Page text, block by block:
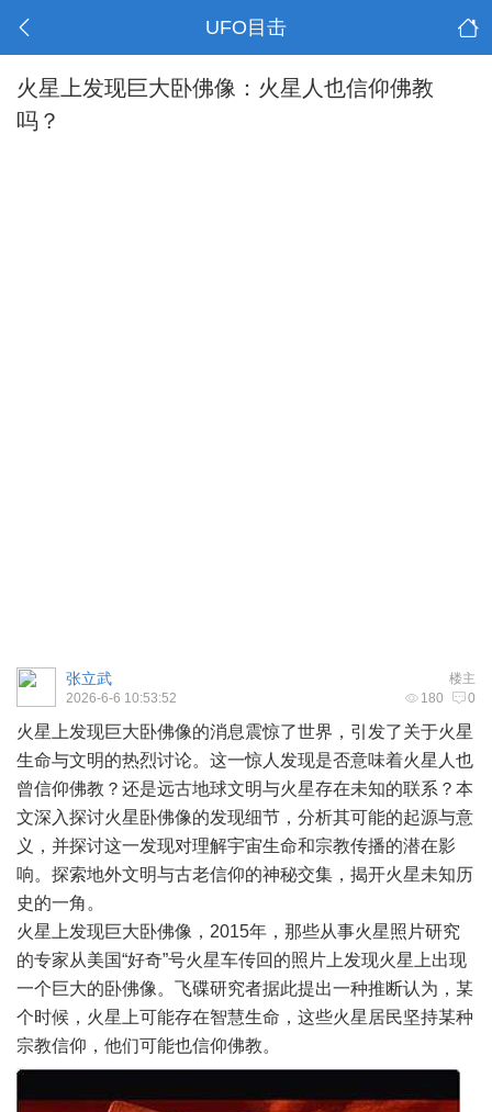
UFO目击
火星上发现巨大卧佛像：火星人也信仰佛教
吗？
楼主
张立武
180 0
2026-6-6 10:53:52
火星上发现巨大卧佛像的消息震惊了世界，引发了关于火星
生命与文明的热烈讨论。这一惊人发现是否意味着火星人也
曾信仰佛教？还是远古地球文明与火星存在未知的联系？本
文深入探讨火星卧佛像的发现细节，分析其可能的起源与意
义，并探讨这一发现对理解宇宙生命和宗教传播的潜在影
响。探索地外文明与古老信仰的神秘交集，揭开火星未知历
史的一角。
火星上发现巨大卧佛像，2015年，那些从事火星照片研究
的专家从美国“好奇”号火星车传回的照片上发现火星上出现
一个巨大的卧佛像。 飞碟研究者据此提出一种推断认为，某
个时候，火星上可能存在智慧生命，这些火星居民坚持某种
宗教信仰，他们可能也信仰佛教。